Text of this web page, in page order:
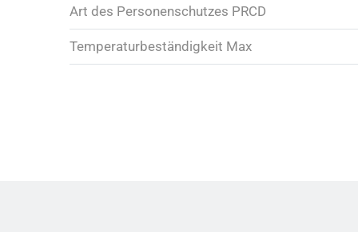
Art des Personenschutzes PRCD
Temperaturbeständigkeit Max